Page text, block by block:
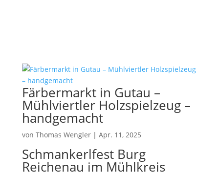
Färbermarkt in Gutau –
Mühlviertler Holzspielzeug –
handgemacht
von Thomas Wengler| Apr. 11, 2025
Schmankerlfest Burg
Reichenau im Mühlkreis